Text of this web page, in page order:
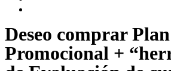
Deseo comprar Plan
Promocional +